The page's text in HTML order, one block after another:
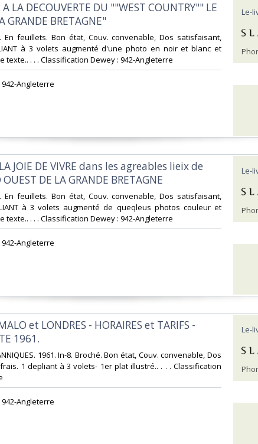
LA DECOUVERTE DU ""WEST COUNTRY"" LE
GRANDE BRETAGNE"‎
En feuillets. Bon état, Couv. convenable, Dos satisfaisant,
à 3 volets augmenté d'une photo en noir et blanc et
. . . Classification Dewey : 942-Angleterre‎
Angleterre‎
Le-
JOIE DE VIVRE dans les agreables lieix de
DE LA GRANDE BRETAGNE‎
En feuillets. Bon état, Couv. convenable, Dos satisfaisant,
à 3 volets augmenté de queqleus photos couleur et
. . . Classification Dewey : 942-Angleterre‎
Angleterre‎
Le-
et LONDRES - HORAIRES et TARIFS -
1961.‎
1961. In-8. Broché. Bon état, Couv. convenable, Dos
1 depliant à 3 volets- 1er plat illustré.. . . . Classification
Angleterre‎
Le-